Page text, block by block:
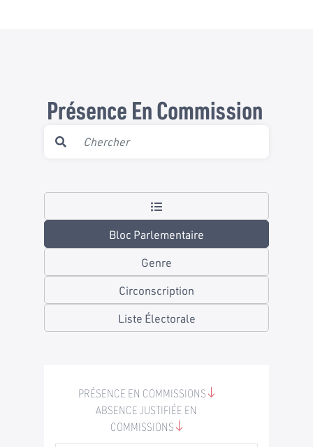
Présence En Commission
Bloc Parlementaire
Genre
Circonscription
Liste Électorale
PRÉSENCE EN COMMISSIONS
ABSENCE JUSTIFIÉE EN
COMMISSIONS